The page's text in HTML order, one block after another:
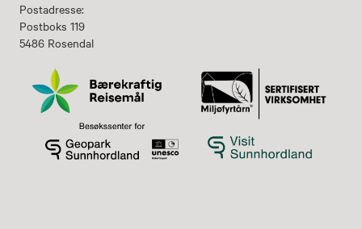
Postadresse:
Postboks 119
5486 Rosendal